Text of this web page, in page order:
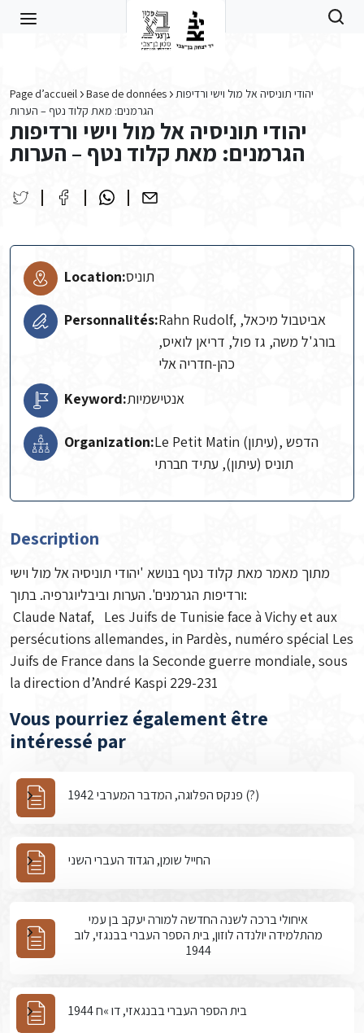
Page d’accueil Base de données
יהודי תוניסיה אל מול וישי ורדיפות
הגרמנים: מאת קלוד נטף – הערות
יהודי תוניסיה אל מול וישי ורדיפות
הגרמנים: מאת קלוד נטף – הערות
Location:תוניס
Personnalités:Rahn Rudolf, אביטבול מיכאל,
בורג'ל משה, גז פול, דריאן לואיס,
כהן-חדריה אלי
Keyword:אנטישמיות
Organization:Le Petit Matin (עיתון), הדפש
תוניס (עיתון), עתיד חברתי
Description
מתוך מאמר מאת קלוד נטף בנושא 'יהודי תוניסיה אל מול וישי
ורדיפות הגרמנים'. הערות וביבליוגרפיה. בתוך:
Claude Nataf, Les Juifs de Tunisie face à Vichy et aux
persécutions allemandes, in Pardès, numéro spécial Les
Juifs de France dans la Seconde guerre mondiale, sous
la direction d’André Kaspi 229-231
Vous pourriez également être
intéressé par
פנקס הפלוגה, המדבר המערבי 1942 (?)
החייל שומן, הגדוד העברי השני
איחולי ברכה לשנה החדשה למורה יעקב בן עמי
מהתלמידה יולנדה לוזון, בית הספר העברי בבנגזי, לוב
1944
בית הספר העברי בבנגאזי, דו »ח 1944